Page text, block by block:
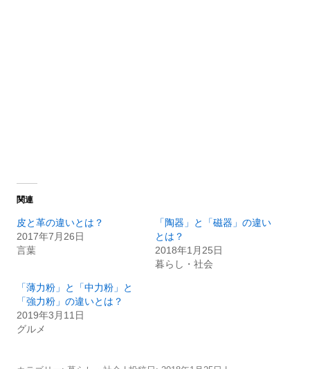
関連
皮と革の違いとは？
2017年7月26日
言葉
「陶器」と「磁器」の違い
とは？
2018年1月25日
暮らし・社会
「薄力粉」と「中力粉」と
「強力粉」の違いとは？
2019年3月11日
グルメ